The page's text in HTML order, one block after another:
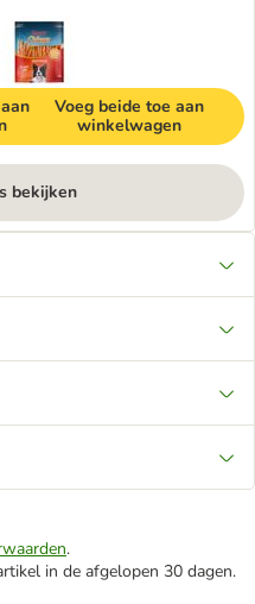
Voeg beide toe aan
winkelwagen
bekijken
.
in de afgelopen 30 dagen.